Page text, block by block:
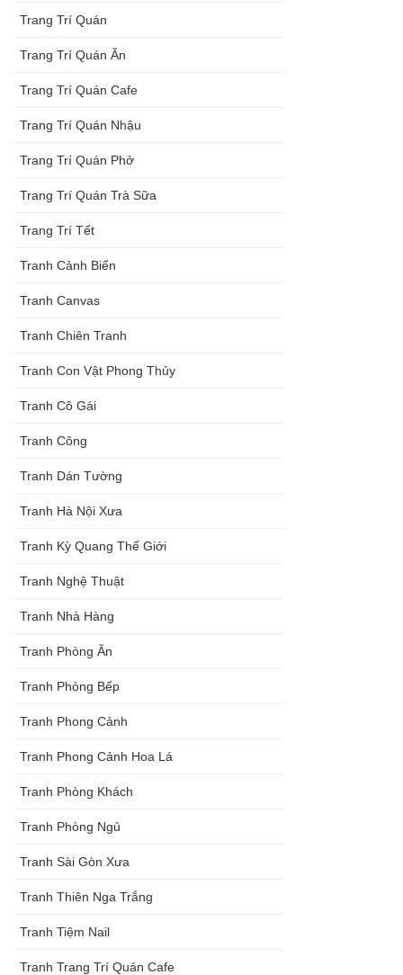
Trang Trí Quán
Trang Trí Quán Ăn
Trang Trí Quán Cafe
Trang Trí Quán Nhậu
Trang Trí Quán Phở
Trang Trí Quán Trà Sữa
Trang Trí Tết
Tranh Cảnh Biển
Tranh Canvas
Tranh Chiên Tranh
Tranh Con Vật Phong Thủy
Tranh Cô Gái
Tranh Công
Tranh Dán Tường
Tranh Hà Nội Xưa
Tranh Kỳ Quang Thế Giới
Tranh Nghệ Thuật
Tranh Nhà Hàng
Tranh Phòng Ăn
Tranh Phòng Bếp
Tranh Phong Cảnh
Tranh Phong Cảnh Hoa Lá
Tranh Phòng Khách
Tranh Phòng Ngủ
Tranh Sài Gòn Xưa
Tranh Thiên Nga Trắng
Tranh Tiệm Nail
Tranh Trang Trí Quán Cafe